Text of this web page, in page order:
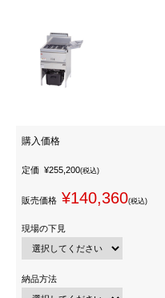
購入価格
定価 ¥255,200(税込)
販売価格 ¥140,360(税込)
現場の下見
納品方法